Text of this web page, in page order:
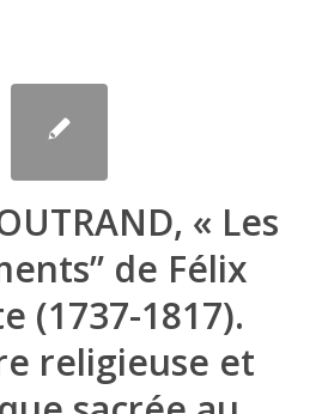
« Les
de Félix
(1737-1817).
religieuse et